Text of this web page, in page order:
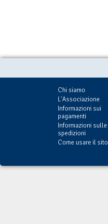
Chi siamo
L'Associazione
Informazioni sui
pagamenti
Informazioni sulle
spedizioni
Come usare il sito